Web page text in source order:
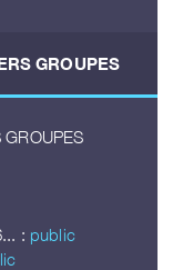
GROUPES
GROUPES
: public